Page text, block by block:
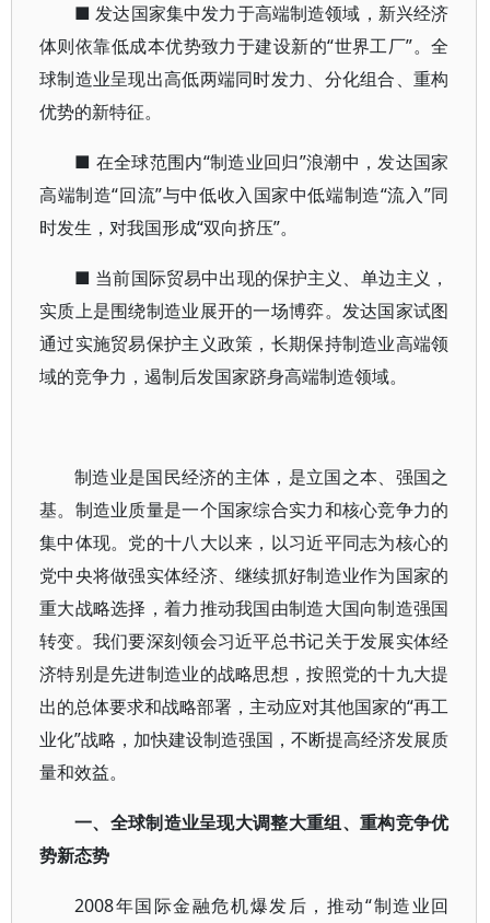
■ 发达国家集中发力于高端制造领域，新兴经济
体则依靠低成本优势致力于建设新的“世界工厂”。全
球制造业呈现出高低两端同时发力、分化组合、重构
优势的新特征。
■ 在全球范围内“制造业回归”浪潮中，发达国家
高端制造“回流”与中低收入国家中低端制造“流入”同
时发生，对我国形成“双向挤压”。
■ 当前国际贸易中出现的保护主义、单边主义，
实质上是围绕制造业展开的一场博弈。发达国家试图
通过实施贸易保护主义政策，长期保持制造业高端领
域的竞争力，遏制后发国家跻身高端制造领域。
制造业是国民经济的主体，是立国之本、强国之
基。制造业质量是一个国家综合实力和核心竞争力的
集中体现。党的十八大以来，以习近平同志为核心的
党中央将做强实体经济、继续抓好制造业作为国家的
重大战略选择，着力推动我国由制造大国向制造强国
转变。我们要深刻领会习近平总书记关于发展实体经
济特别是先进制造业的战略思想，按照党的十九大提
出的总体要求和战略部署，主动应对其他国家的“再工
业化”战略，加快建设制造强国，不断提高经济发展质
量和效益。
一、全球制造业呈现大调整大重组、重构竞争优
势新态势
2008年国际金融危机爆发后，推动“制造业回